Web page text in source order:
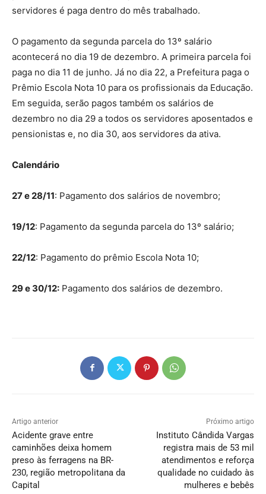
servidores é paga dentro do mês trabalhado.
O pagamento da segunda parcela do 13º salário
acontecerá no dia 19 de dezembro. A primeira parcela foi
paga no dia 11 de junho. Já no dia 22, a Prefeitura paga o
Prêmio Escola Nota 10 para os profissionais da Educação.
Em seguida, serão pagos também os salários de
dezembro no dia 29 a todos os servidores aposentados e
pensionistas e, no dia 30, aos servidores da ativa.
Calendário
27 e 28/11: Pagamento dos salários de novembro;
19/12: Pagamento da segunda parcela do 13º salário;
22/12: Pagamento do prêmio Escola Nota 10;
29 e 30/12: Pagamento dos salários de dezembro.
Artigo anterior
Acidente grave entre
caminhões deixa homem
preso às ferragens na BR-
230, região metropolitana da
Capital
Próximo artigo
Instituto Cândida Vargas
registra mais de 53 mil
atendimentos e reforça
qualidade no cuidado às
mulheres e bebês